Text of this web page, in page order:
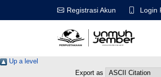
Registrasi Akun Login
Up a level
Export as